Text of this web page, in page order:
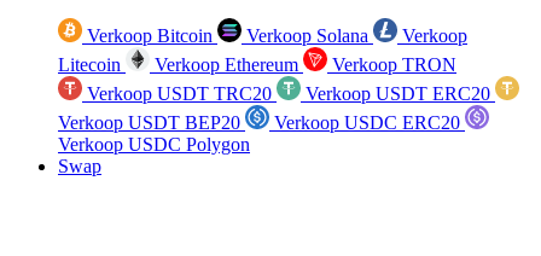
Verkoop Bitcoin Verkoop Solana
Verkoop
Litecoin
Verkoop Ethereum
Verkoop TRON
Verkoop USDT TRC20
Verkoop USDT ERC20
Verkoop USDT BEP20
Verkoop USDC ERC20
Verkoop USDC Polygon
Swap